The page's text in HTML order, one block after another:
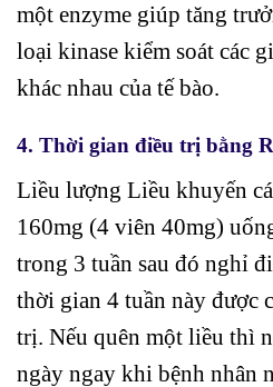
một enzyme giúp tăng
loại kinase kiểm soát các
khác nhau của tế bào.
4. Thời gian điều trị bằng
Liều lượng Liều khuyến
160mg (4 viên 40mg)
trong 3 tuần sau đó nghỉ
thời gian 4 tuần này được
trị. Nếu quên một liều thì
ngày ngay khi bệnh nhân